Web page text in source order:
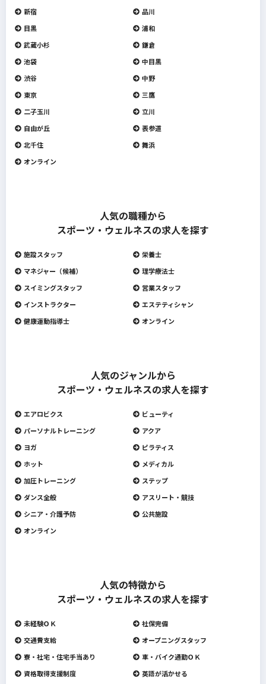
新宿
品川
目黒
浦和
武蔵小杉
鎌倉
池袋
中目黒
渋谷
中野
東京
三鷹
二子玉川
立川
自由が丘
表参道
北千住
舞浜
オンライン
人気の職種から
スポーツ・ウェルネスの求人を探す
施設スタッフ
栄養士
マネジャー（候補）
理学療法士
スイミングスタッフ
営業スタッフ
インストラクター
エステティシャン
健康運動指導士
オンライン
人気のジャンルから
スポーツ・ウェルネスの求人を探す
エアロビクス
ビューティ
パーソナルトレーニング
アクア
ヨガ
ピラティス
ホット
メディカル
加圧トレーニング
ステップ
ダンス全般
アスリート・競技
シニア・介護予防
公共施設
オンライン
人気の特徴から
スポーツ・ウェルネスの求人を探す
未経験ＯＫ
社保完備
交通費支給
オープニングスタッフ
寮・社宅・住宅手当あり
車・バイク通勤ＯＫ
資格取得支援制度
英語が活かせる